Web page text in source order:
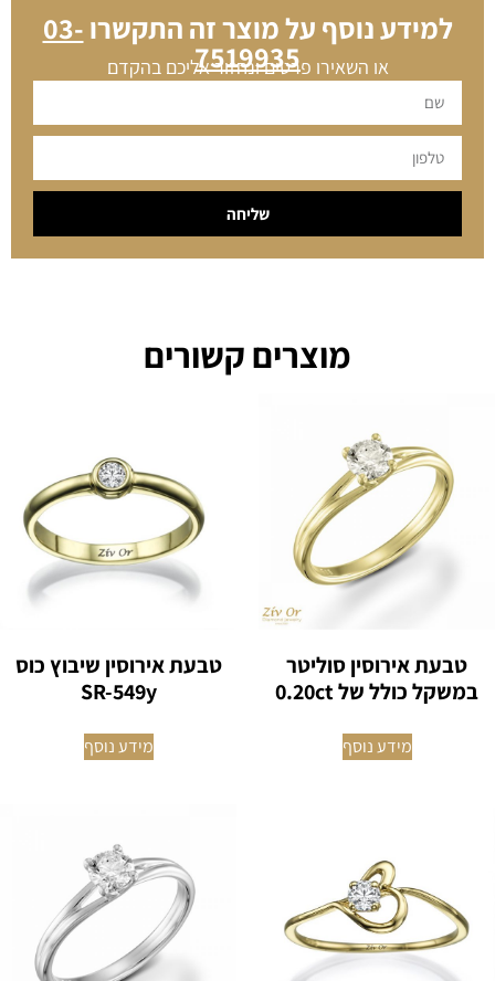
למידע נוסף על מוצר זה התקשרו 03-
7519935
או השאירו פרטים ונחזור אליכם בהקדם
שליחה
מוצרים קשורים
טבעת אירוסין סוליטר
במשקל כולל של 0.20ct
מידע נוסף
טבעת אירוסין שיבוץ כוס
SR-549y
מידע נוסף